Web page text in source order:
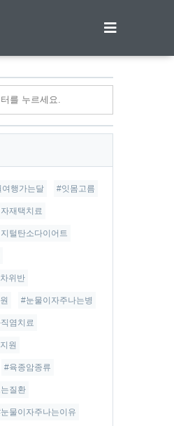
행가는달 #잇몸고름
재택치료
털탄소다이어트
위반
#눈물이자주나는병
염치료
원
#육종암종류
질환
물이자주나는이유